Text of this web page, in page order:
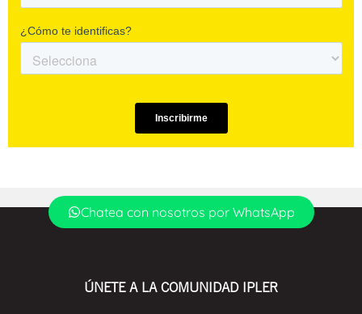
Chatea con nosotros por WhatsApp
ÚNETE A LA COMUNIDAD IPLER